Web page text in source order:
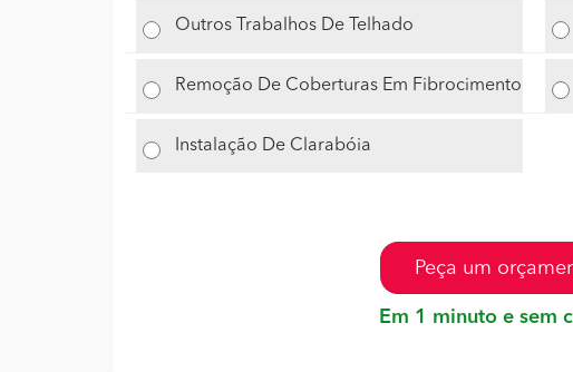
Outros Trabalhos De Telhado
Remoção De Coberturas Em Fibrocimento
Instalação De Clarabóia
Peça um
Em 1 minuto e sem